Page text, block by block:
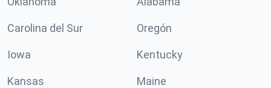
Carolina del Sur Oregón
Iowa Kentucky
Kansas Maine